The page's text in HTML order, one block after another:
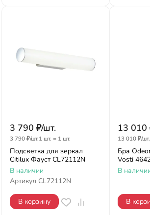
3 790 ₽/шт.
3 790₽/шт.1 шт. = 1 шт.
Подсветка для зеркал
Citilux Фауст CL72112N
В наличии
Артикул CL72112N
В корзину
13 010
13 010₽/шт.
Бра
Vosti
В
В